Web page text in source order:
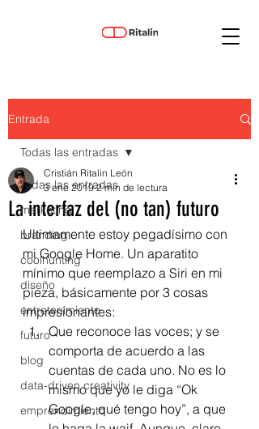
Entrada
Todas las entradas
marketing
branding
coolhunting
diseño
entretenimiento
futuro
blog
data-driven creativity
emprendimiento
Todas las entradas
La interfaz del (no tan) futuro
Cristián Ritalin León
3 ene 2019 2 min de lectura
Ultimamente estoy pegadísimo con
mi Google Home. Un aparatito
mínimo que reemplazo a Siri en mi
pieza, básicamente por 3 cosas
impresionantes:
Que reconoce las voces; y se
comporta de acuerdo a las
cuentas de cada uno. No es lo
mismo que yo le diga “Ok
Google, qué tengo hoy”, a que